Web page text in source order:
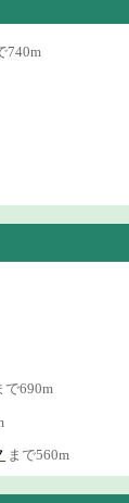
740m
で690m
まで560m